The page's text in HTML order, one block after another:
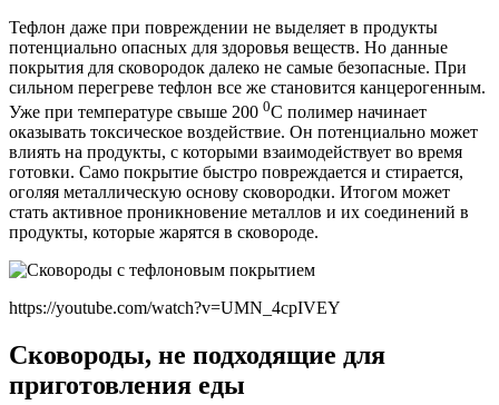
Тефлон даже при повреждении не выделяет в продукты
потенциально опасных для здоровья веществ. Но данные
покрытия для сковородок далеко не самые безопасные. При
сильном перегреве тефлон все же становится канцерогенным.
Уже при температуре свыше 200 0C полимер начинает
оказывать токсическое воздействие. Он потенциально может
влиять на продукты, с которыми взаимодействует во время
готовки. Само покрытие быстро повреждается и стирается,
оголяя металлическую основу сковородки. Итогом может
стать активное проникновение металлов и их соединений в
продукты, которые жарятся в сковороде.
https://youtube.com/watch?v=UMN_4cpIVEY
Сковороды, не подходящие для
приготовления еды